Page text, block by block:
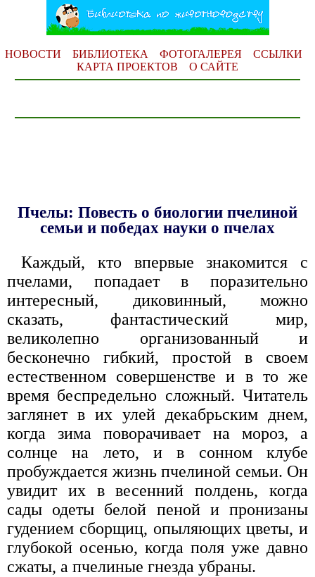
НОВОСТИ БИБЛИОТЕКА ФОТОГАЛЕРЕЯ
ССЫЛКИ
КАРТА ПРОЕКТОВ
О САЙТЕ
Пчелы: Повесть о биологии пчелиной
семьи и победах науки о пчелах
Каждый, кто впервые знакомится с
пчелами, попадает в поразительно
интересный, диковинный, можно
сказать, фантастический мир,
великолепно организованный и
бесконечно гибкий, простой в своем
естественном совершенстве и в то же
время беспредельно сложный. Читатель
заглянет в их улей декабрьским днем,
когда зима поворачивает на мороз, а
солнце на лето, и в сонном клубе
пробуждается жизнь пчелиной семьи. Он
увидит их в весенний полдень, когда
сады одеты белой пеной и пронизаны
гудением сборщиц, опыляющих цветы, и
глубокой осенью, когда поля уже давно
сжаты, а пчелиные гнезда убраны.